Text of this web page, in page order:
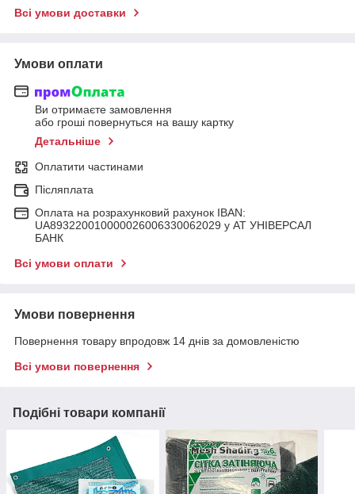
Всі умови доставки
Умови оплати
Ви отримаєте замовлення
або гроші повернуться на вашу картку
Детальніше
Оплатити частинами
Післяплата
Оплата на розрахунковий рахунок IBAN:
UA893220010000026006330062029 у АТ УНІВЕРСАЛ
БАНК
Всі умови оплати
Умови повернення
Повернення товару впродовж 14 днів за домовленістю
Всі умови повернення
Подібні товари компанії